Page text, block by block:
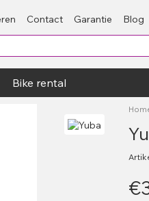
Contact Garantie Blog
Bike rental